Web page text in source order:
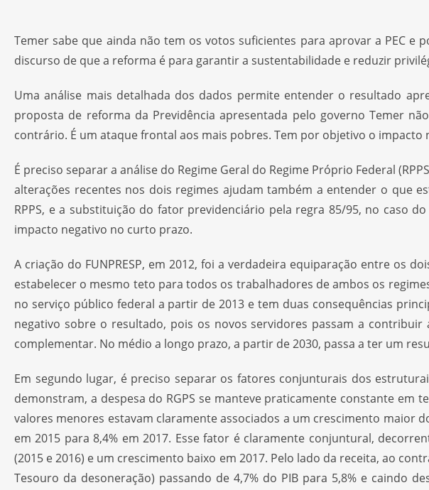
Temer sabe que ainda não tem os votos suficientes para aprovar a PEC
discurso de que a reforma é para garantir a sustentabilidade e reduzir
Uma análise mais detalhada dos dados permite entender o resultado
proposta de reforma da Previdência apresentada pelo governo Temer
contrário. É um ataque frontal aos mais pobres. Tem por objetivo o
É preciso separar a análise do Regime Geral do Regime Próprio Federal
alterações recentes nos dois regimes ajudam também a entender o que
RPPS, e a substituição do fator previdenciário pela regra 85/95, no caso
impacto negativo no curto prazo.
A criação do FUNPRESP, em 2012, foi a verdadeira equiparação entre os
estabelecer o mesmo teto para todos os trabalhadores de ambos os
no serviço público federal a partir de 2013 e tem duas consequências
negativo sobre o resultado, pois os novos servidores passam a
complementar. No médio a longo prazo, a partir de 2030, passa a ter um
Em segundo lugar, é preciso separar os fatores conjunturais dos
demonstram, a despesa do RGPS se manteve praticamente constante em
valores menores estavam claramente associados a um crescimento maior
em 2015 para 8,4% em 2017. Esse fator é claramente conjuntural,
(2015 e 2016) e um crescimento baixo em 2017. Pelo lado da receita, ao
Tesouro da desoneração) passando de 4,7% do PIB para 5,8% e caindo